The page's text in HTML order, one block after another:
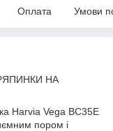
Оплата Умови
НА
Harvia Vega BC35E
пором і